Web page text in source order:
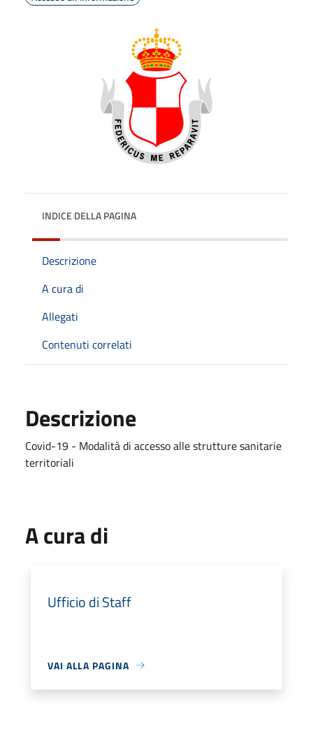
INDICE DELLA PAGINA
Descrizione
A cura di
Allegati
Contenuti correlati
Descrizione
Covid-19 - Modalità di accesso alle strutture sanitarie
territoriali
A cura di
Ufficio di Staff
VAI ALLA PAGINA